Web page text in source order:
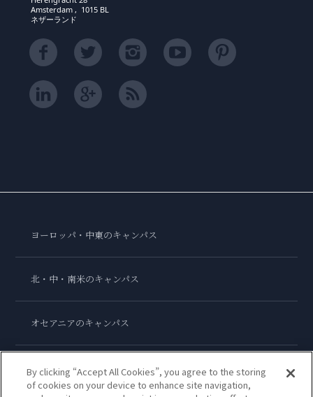
Amsterdam , 1015 BL
ネザーランド
ヨーロッパ・中東のキャンパス
北・中・南米のキャンパス
オセアニアのキャンパス
アジアのキャンパス
By clicking “Accept All Cookies”, you agree to the storing
of cookies on your device to enhance site navigation,